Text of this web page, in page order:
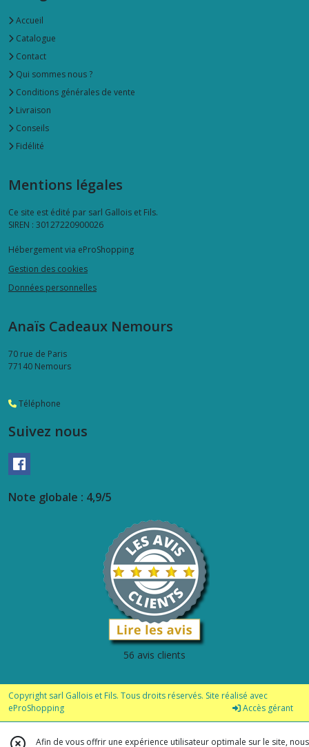
Accueil
Catalogue
Contact
Qui sommes nous ?
Conditions générales de vente
Livraison
Conseils
Fidélité
Mentions légales
Ce site est édité par sarl Gallois et Fils.
SIREN : 30127220900026
Hébergement via eProShopping
Gestion des cookies
Données personnelles
Anaïs Cadeaux Nemours
70 rue de Paris
77140 Nemours
Téléphone
Suivez nous
Note globale : 4,9/5
56 avis clients
Copyright sarl Gallois et Fils. Tous droits réservés. Site réalisé avec
eProShopping
Accès gérant
Afin de vous offrir une expérience utilisateur optimale sur le site, nous